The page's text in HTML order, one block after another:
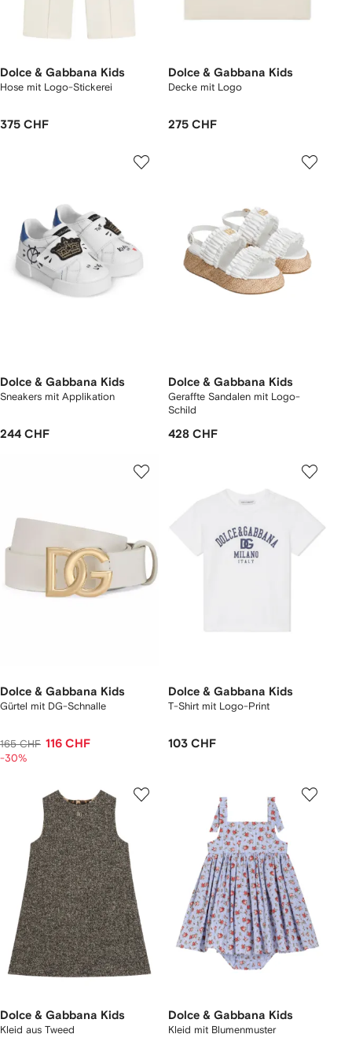
Dolce & Gabbana Kids
Hose mit Logo-Stickerei
375 CHF
Dolce & Gabbana Kids
Decke mit Logo
275 CHF
Dolce & Gabbana Kids
Sneakers mit Applikation
244 CHF
Dolce & Gabbana Kids
Geraffte Sandalen mit Logo-
Schild
428 CHF
Dolce & Gabbana Kids
Gürtel mit DG-Schnalle
165 CHF 116 CHF
-30%
Dolce & Gabbana Kids
T-Shirt mit Logo-Print
103 CHF
Dolce & Gabbana Kids
Kleid aus Tweed
Dolce & Gabbana Kids
Kleid mit Blumenmuster